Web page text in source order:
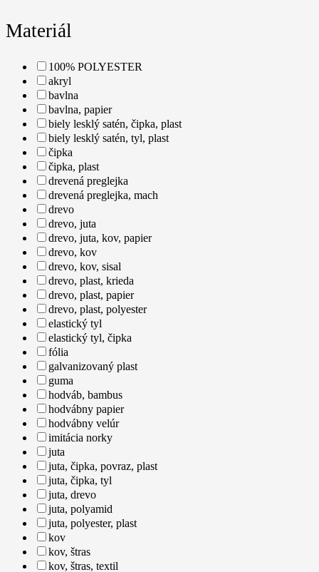
Materiál
100% POLYESTER
akryl
bavlna
bavlna, papier
biely lesklý satén, čipka, plast
biely lesklý satén, tyl, plast
čipka
čipka, plast
drevená preglejka
drevená preglejka, mach
drevo
drevo, juta
drevo, juta, kov, papier
drevo, kov
drevo, kov, sisal
drevo, plast, krieda
drevo, plast, papier
drevo, plast, polyester
elastický tyl
elastický tyl, čipka
fólia
galvanizovaný plast
guma
hodváb, bambus
hodvábny papier
hodvábny velúr
imitácia norky
juta
juta, čipka, povraz, plast
juta, čipka, tyl
juta, drevo
juta, polyamid
juta, polyester, plast
kov
kov, štras
kov, štras, textil